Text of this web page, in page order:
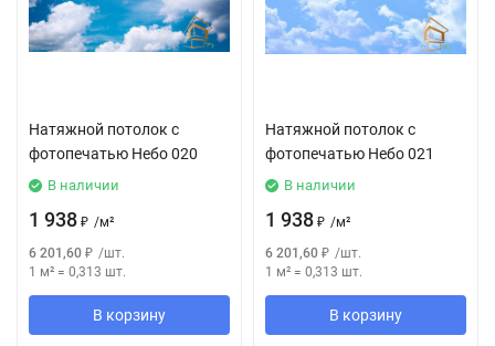
Натяжной потолок с
фотопечатью Небо 020
В наличии
1 938 ₽ /м²
6 201,60 ₽ /шт.
1 м² = 0,313 шт.
В корзину
Натяжной потолок с
фотопечатью Небо 021
В наличии
1 938 ₽ /м²
6 201,60 ₽ /шт.
1 м² = 0,313 шт.
В корзину